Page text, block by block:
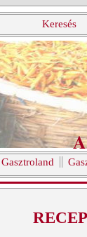
Keresés
Gasztroland